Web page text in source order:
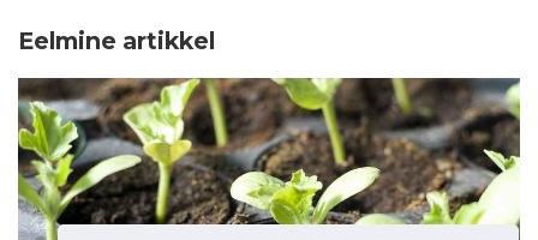
Eelmine artikkel